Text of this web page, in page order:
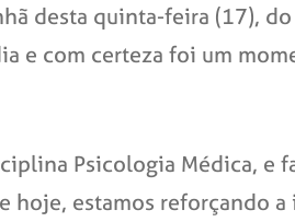
desta quinta-feira (17),
e com certeza foi um
Psicologia Médica, e
hoje, estamos reforçando